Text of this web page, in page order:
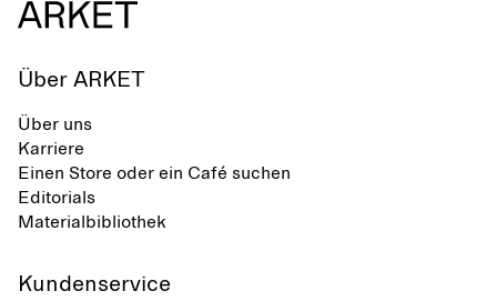
Über ARKET
Über uns
Karriere
Einen Store oder ein Café suchen
Editorials
Materialbibliothek
Kundenservice